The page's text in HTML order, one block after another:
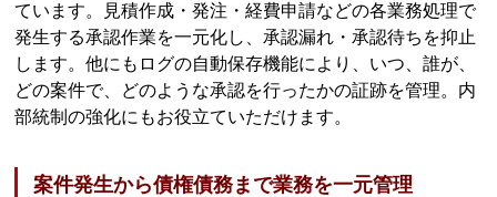
ています。見積作成・発注・経費申請などの各業務処理で
発生する承認作業を一元化し、承認漏れ・承認待ちを抑止
します。他にもログの自動保存機能により、いつ、誰が、
どの案件で、どのような承認を行ったかの証跡を管理。内
部統制の強化にもお役立ていただけます。
案件発生から債権債務まで業務を一元管理